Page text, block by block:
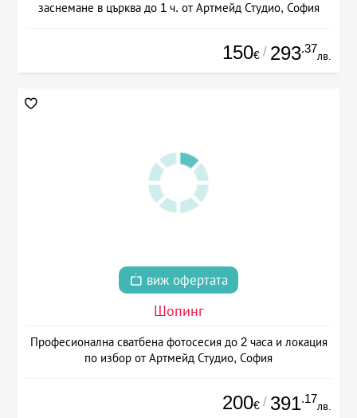
заснемане в църква до 1 ч. от Артмейд Студио, София
150€ / 293.37
лв.
виж офертата
Шопинг
Професионална сватбена фотосесия до 2 часа и локация
по избор от Артмейд Студио, София
200€ / 391.17
лв.